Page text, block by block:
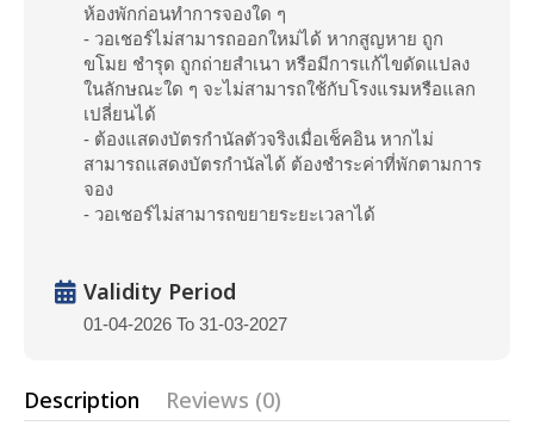
ห้องพักก่อนทำการจองใด ๆ
- วอเชอร์ไม่สามารถออกใหม่ได้ หากสูญหาย ถูก
ขโมย ชำรุด ถูกถ่ายสำเนา หรือมีการแก้ไขดัดแปลง
ในลักษณะใด ๆ จะไม่สามารถใช้กับโรงแรมหรือแลก
เปลี่ยนได้
- ต้องแสดงบัตรกำนัลตัวจริงเมื่อเช็คอิน หากไม่
สามารถแสดงบัตรกำนัลได้ ต้องชำระค่าที่พักตามการ
จอง
- วอเชอร์ไม่สามารถขยายระยะเวลาได้
Validity Period
01-04-2026 To 31-03-2027
Description Reviews (0)